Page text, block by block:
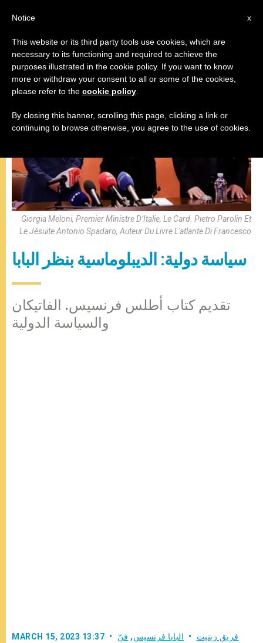
البابا فرنسيس,فنّ وثقافة
Giorgia Meloni, Premier Ministre D’Italie, Le Card. Pietro Parolin Et
Le Jésuite Antonio Spadaro, Auteur Du Livre L'atlante Di Francesco
سياسة دولية: الديبلوماسية بنظر البابا
تقديم كتاب أطلس فرنسيس. الفاتيكان
والسياسة الدولية
MARCH 15, 2023 13:37 فريق زينيت البابا فرنسيس, فنّ
x
Notice
This website or its third party tools use cookies, which are
necessary to its functioning and required to achieve the
purposes illustrated in the cookie policy. If you want to know
more or withdraw your consent to all or some of the cookies,
please refer to the cookie policy
By closing this banner, scrolling this page, clicking a link or
continuing to browse otherwise, you agree to the use of cookies.